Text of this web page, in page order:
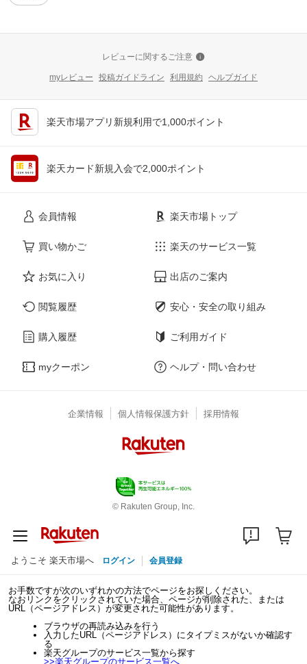
レビューに関するご注意
myレビュー 投稿ガイドライン 利用規約 ヘルプガイド
楽天市場アプリ新規利用で1,000ポイント
楽天カード新規入会で2,000ポイント
会員情報
買い物かご
お気に入り
閲覧履歴
購入履歴
myクーポン
楽天市場トップ
楽天のサービス一覧
出店のご案内
安心・安全の取り組み
ご利用ガイド
ヘルプ・問い合わせ
企業情報 個人情報保護方針 採用情報
© Rakuten Group, Inc.
ようこそ 楽天市場へ ログイン 会員登録
お手数ですが次のいずれかの方法でページをお探しください。
なおリンクをクリックされていた場合、ページが削除された、または
URL（ページアドレス）が変更された可能性があります。
ブラウザの再読み込みを行う
入力したURL（ページアドレス）にタイプミスがないか確認す
る
楽天グループのサービス一覧から探す
>>楽天グループのサービス一覧へ